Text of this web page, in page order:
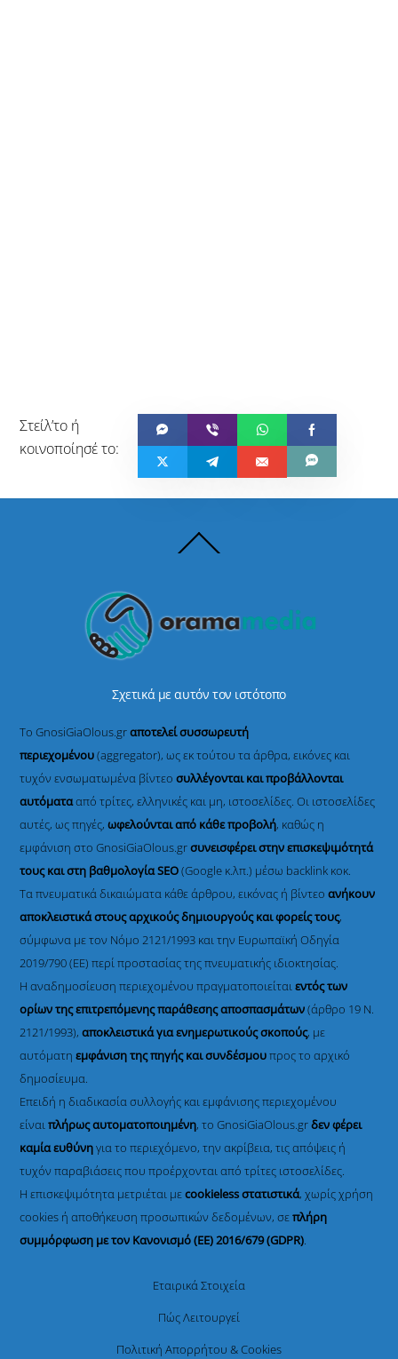
To
Σχετικά με αυτόν τον ιστότοπο
Το GnosiGiaOlous.grαποτελεί συσσωρευτή
περιεχομένου(aggregator), ως εκ τούτου τα άρθρα, εικόνες και
τυχόν ενσωματωμένα βίντεοσυλλέγονται και προβάλλονται
αυτόματααπό τρίτες, ελληνικές και μη, ιστοσελίδες. Οι ιστοσελίδες
αυτές, ως πηγές,ωφελούνται από κάθε προβολή, καθώς η
εμφάνιση στο GnosiGiaOlous.grσυνεισφέρει στην επισκεψιμότητά
τους και στη βαθμολογία SEO(Google κ.λπ.) μέσω backlink κοκ.
Τα πνευματικά δικαιώματα κάθε άρθρου, εικόνας ή βίντεοανήκουν
αποκλειστικά στους αρχικούς δημιουργούς και φορείς τους,
σύμφωνα με τον Νόμο 2121/1993 και την Ευρωπαϊκή Οδηγία
2019/790 (ΕΕ) περί προστασίας της πνευματικής ιδιοκτησίας.
Η αναδημοσίευση περιεχομένου πραγματοποιείταιεντός των
ορίων της επιτρεπόμενης παράθεσης αποσπασμάτων(άρθρο 19 Ν.
2121/1993), αποκλειστικά για ενημερωτικούς σκοπούς, με
αυτόματηεμφάνιση της πηγής και συνδέσμουπρος το αρχικό
δημοσίευμα.
Επειδή η διαδικασία συλλογής και εμφάνισης περιεχομένου
είναιπλήρως αυτοματοποιημένη, το GnosiGiaOlous.grδεν φέρει
καμία ευθύνηγια το περιεχόμενο, την ακρίβεια, τις απόψεις ή
τυχόν παραβιάσεις που προέρχονται από τρίτες ιστοσελίδες.
Η επισκεψιμότητα μετριέται μεcookieless στατιστικά, χωρίς χρήση
cookies ή αποθήκευση προσωπικών δεδομένων, σεπλήρη
συμμόρφωση με τον Κανονισμό (ΕΕ) 2016/679 (GDPR).
Εταιρικά Στοιχεία
Πώς Λειτουργεί
Πολιτική Απορρήτου & Cookies